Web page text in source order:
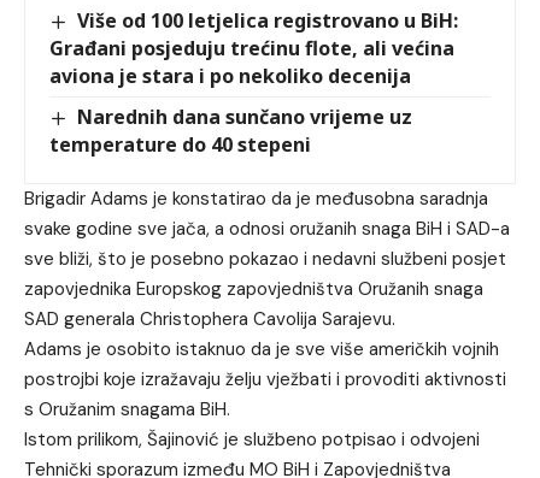
Više od 100 letjelica registrovano u BiH:
Građani posjeduju trećinu flote, ali većina
aviona je stara i po nekoliko decenija
Narednih dana sunčano vrijeme uz
temperature do 40 stepeni
Brigadir Adams je konstatirao da je međusobna saradnja
svake godine sve jača, a odnosi oružanih snaga BiH i SAD-a
sve bliži, što je posebno pokazao i nedavni službeni posjet
zapovjednika Europskog zapovjedništva Oružanih snaga
SAD generala Christophera Cavolija Sarajevu.
Adams je osobito istaknuo da je sve više američkih vojnih
postrojbi koje izražavaju želju vježbati i provoditi aktivnosti
s Oružanim snagama BiH.
Istom prilikom, Šajinović je službeno potpisao i odvojeni
Tehnički sporazum između MO BiH i Zapovjedništva